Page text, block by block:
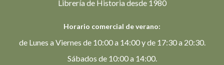
Librería de Historia desde 1980
Horario comercial de verano:
de Lunes a Viernes de 10:00 a 14:00 y de 17:30 a 20:30.
Sábados de 10:00 a 14:00.